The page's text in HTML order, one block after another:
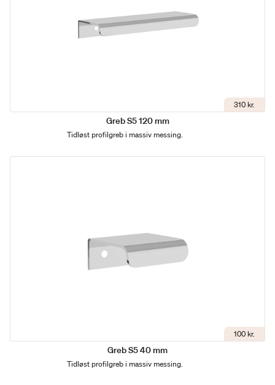
310 kr.
Greb S5 120 mm
Tidløst profilgreb i massiv messing.
100 kr.
Greb S5 40 mm
Tidløst profilgreb i massiv messing.